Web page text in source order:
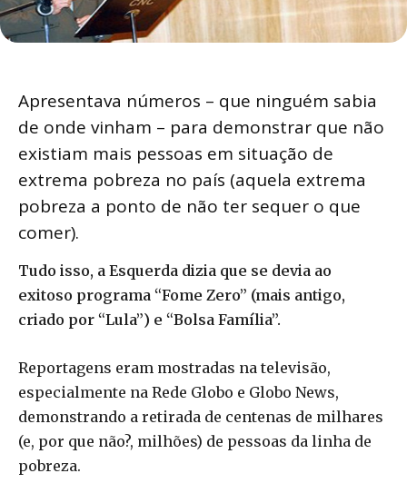
Apresentava números – que ninguém sabia
de onde vinham – para demonstrar que não
existiam mais pessoas em situação de
extrema pobreza no país (aquela extrema
pobreza a ponto de não ter sequer o que
comer).
Tudo isso, a Esquerda dizia que se devia ao
exitoso programa “Fome Zero” (mais antigo,
criado por “Lula”) e “Bolsa Família”.
Reportagens eram mostradas na televisão,
especialmente na Rede Globo e Globo News,
demonstrando a retirada de centenas de milhares
(e, por que não?, milhões) de pessoas da linha de
pobreza.